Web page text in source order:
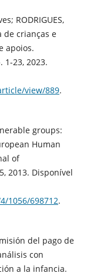
RODRIGUES,
de crianças e
apoios.
1-23, 2023.
view/889.
groups:
Human
of
2013. Disponível
1056/698712.
del pago de
con
a la infancia.